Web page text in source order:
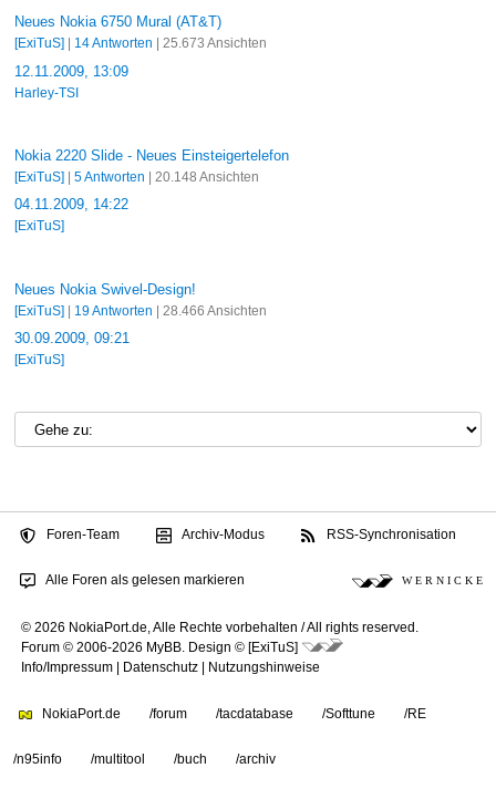
Neues Nokia 6750 Mural (AT&T)
[ExiTuS] 14 Antworten | 25.673 Ansichten
12.11.2009, 13:09
Harley-TSI
Nokia 2220 Slide - Neues Einsteigertelefon
[ExiTuS] 5 Antworten | 20.148 Ansichten
04.11.2009, 14:22
[ExiTuS]
Neues Nokia Swivel-Design!
[ExiTuS] 19 Antworten | 28.466 Ansichten
30.09.2009, 09:21
[ExiTuS]
Foren-Team Archiv-Modus RSS-Synchronisation
Alle Foren als gelesen markieren W E R N I C K E
© 2026 NokiaPort.de, Alle Rechte vorbehalten /All rights reserved.
Forum © 2006-2026 MyBB
Design © [ExiTuS]
Info/Impressum
Datenschutz Nutzungshinweise
NokiaPort.de /forum /tacdatabase /Softtune /RE
/n95info /multitool /buch /archiv